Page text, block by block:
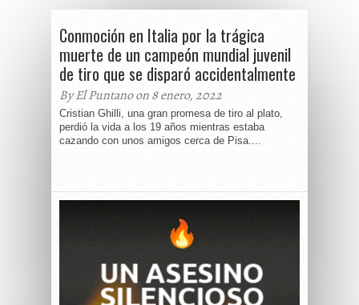
Conmoción en Italia por la trágica
muerte de un campeón mundial juvenil
de tiro que se disparó accidentalmente
By El Puntano on 8 enero, 2022
Cristian Ghilli, una gran promesa de tiro al plato,
perdió la vida a los 19 años mientras estaba
cazando con unos amigos cerca de Pisa....